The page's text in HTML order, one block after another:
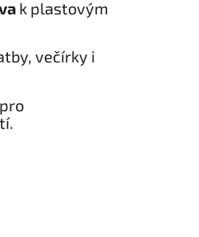
k plastovým
večírky i